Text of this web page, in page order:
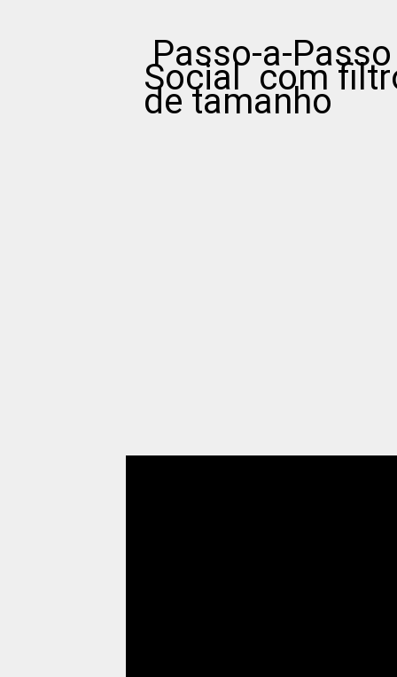
Passo-a-
Social com
de tamanho